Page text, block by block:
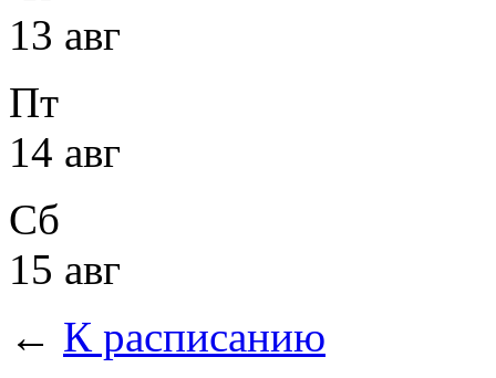
13 авг
Пт
14 авг
Сб
15 авг
← К расписанию